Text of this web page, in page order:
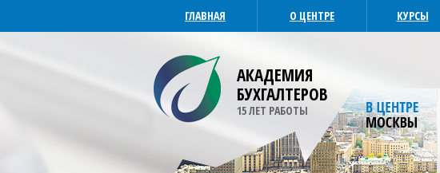
ГЛАВНАЯ О ЦЕНТРЕ КУРСЫ
АКАДЕМИЯ
БУХГАЛТЕРОВ
15 ЛЕТ РАБОТЫ